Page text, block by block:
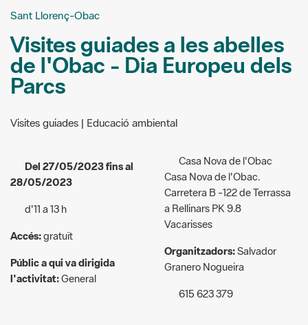
de l'Obac - Dia Europeu dels
Parcs
Visites guiades | Educació ambiental
Del 27/05/2023 fins al
28/05/2023
d'11 a 13 h
Accés:gratuït
Públic a qui va dirigida
l'activitat:
General
Casa Nova de l'Obac.
a Rellinars PK 9.8
Vacarisses
Organitzadors: Salvador
Granero Nogueira
615 623 379
salvadevacarisses@gmail.co